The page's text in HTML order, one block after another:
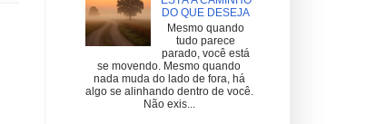
DO QUE DESEJA
Mesmo quando
tudo parece
parado, você está
se movendo. Mesmo quando
nada muda do lado de fora, há
algo se alinhando dentro de você.
Não exis...